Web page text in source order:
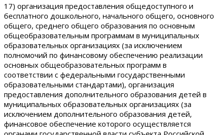
17) организация предоставления общедоступного и
бесплатного дошкольного, начального общего, основного
общего, среднего общего образования по основным
общеобразовательным программам в муниципальных
образовательных организациях (за исключением
полномочий по финансовому обеспечению реализации
основных общеобразовательных программ в
соответствии с федеральными государственными
образовательными стандартами), организация
предоставления дополнительного образования детей в
муниципальных образовательных организациях (за
исключением дополнительного образования детей,
финансовое обеспечение которого осуществляется